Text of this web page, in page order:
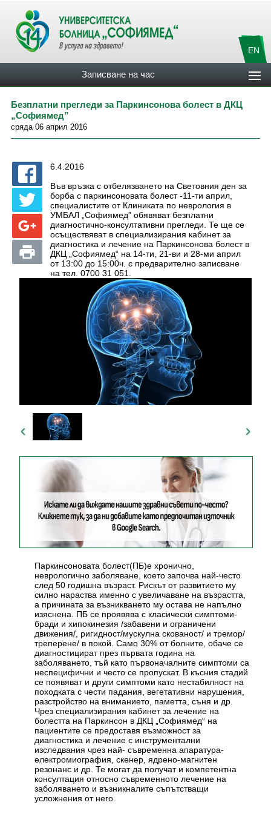
EN
Записване на час
Безплатни прегледи за Паркинсонова болест в ДКЦ
„Софиямед”
сряда 06 април 2016
6.4.2016
Във връзка с отбелязването на Световния ден за
борба с паркинсоновата болест -11-ти април,
специалистите от Клиниката по неврология в
УМБАЛ „Софиямед” обявяват безплатни
диагностично-консултативни прегледи. Те ще се
осъществяват в специализирания кабинет за
диагностика и лечение на Паркинсонова болест в
ДКЦ „Софиямед“ на 14-ти, 21-ви и 28-ми април
от 13:00 до 15:00ч. с предварително записване
на тел. 0700 31 051.
Паркинсоновата болест(ПБ)е хронично,
неврологично заболяване, което започва най-често
след 50 годишна възраст. Рискът от развитието му
силно нараства именно с увеличаване на възрастта,
а причината за възникването му остава не напълно
изяснена. ПБ се проявява с класически симптоми-
бради и хипокинезия /забавени и ограничени
движения/, ригидност/мускулна скованост/ и тремор/
треперене/ в покой. Само 30% от болните, обаче се
диагностицират през първата година на
заболяването, тъй като първоначалните симптоми са
неспецифични и често се пропускат. В късния стадий
се появяват и други симптоми като нестабилност на
походката с чести падания, вегетативни нарушения,
разстройство на вниманието, паметта, съня и др.
Чрез специализирания кабинет за лечение на
болестта на Паркинсон в ДКЦ „Софиямед“ на
пациентите се предоставя възможност за
диагностика и лечение с инструментални
изследвания чрез най- съвременна апаратура-
електромиография, скенер, ядрено-магнитен
резонанс и др. Те могат да получат и компетентна
консултация относно съвременното лечение на
заболяването и възникналите съпътстващи
усложнения от него.